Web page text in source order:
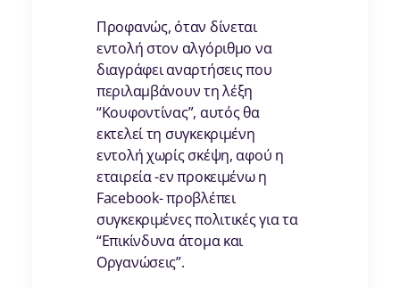
Προφανώς, όταν δίνεται
εντολή στον αλγόριθμο να
διαγράφει αναρτήσεις που
περιλαμβάνουν τη λέξη
“Κουφοντίνας”, αυτός θα
εκτελεί τη συγκεκριμένη
εντολή χωρίς σκέψη, αφού η
εταιρεία -εν προκειμένω η
Facebook- προβλέπει
συγκεκριμένες πολιτικές για τα
“Επικίνδυνα άτομα και
Οργανώσεις”.